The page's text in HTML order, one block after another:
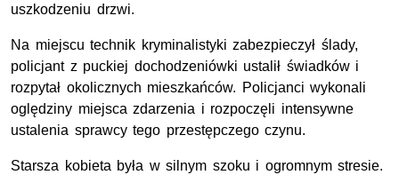
uszkodzeniu drzwi.
Na miejscu technik kryminalistyki zabezpieczył ślady,
policjant z puckiej dochodzeniówki ustalił świadków i
rozpytał okolicznych mieszkańców. Policjanci wykonali
oględziny miejsca zdarzenia i rozpoczęli intensywne
ustalenia sprawcy tego przestępczego czynu.
Starsza kobieta była w silnym szoku i ogromnym stresie.